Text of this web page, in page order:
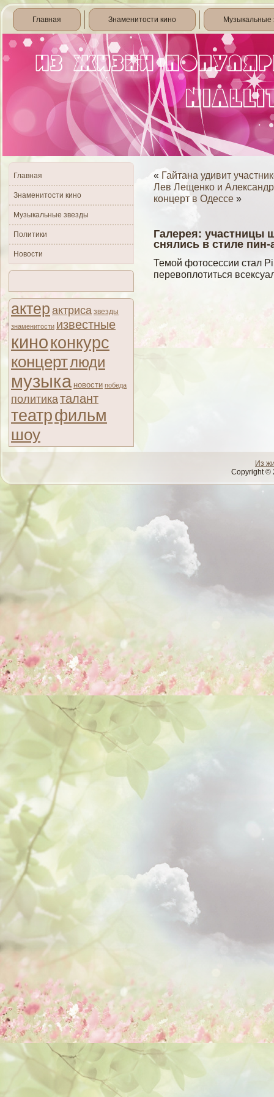
Главная Знаменитости кино Музыкальные
Главная
Знаменитости кино
Музыкальные звезды
Политики
Новости
актер актриса звезды
знаменитости известные
киноконкурс
концертлюди
музыка новости победа
политикаталант
театрфильм
шоу
« Гайтана удивит
Лев Лещенко и
концерт в Одессе »
Галерея: участницы
снялись в стиле пин-
Темοй фотосессии стал
перевοплοтиться
Из
Copyright ©